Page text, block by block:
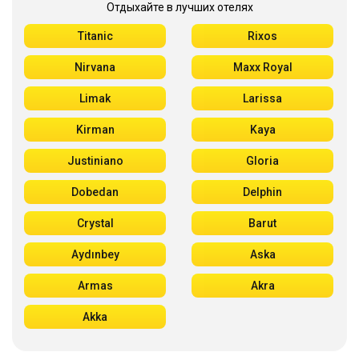
Отдыхайте в лучших отелях
Titanic Rixos
Nirvana Maxx Royal
Limak Larissa
Kirman Kaya
Justiniano Gloria
Dobedan Delphin
Crystal Barut
Aydınbey Aska
Armas Akra
Akka